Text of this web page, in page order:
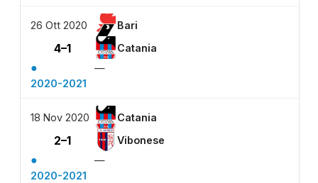
26 Ott 2020 Bari
4–1 Catania
●
—
2020-2021
18 Nov 2020 Catania
2–1 Vibonese
●
—
2020-2021